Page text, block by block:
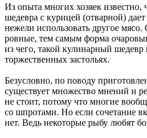
Из опыта многих хозяек известно,
шедевра с курицей (отварной)
нежели использовать другое
ровные, тем самым форма
из чего, такой кулинарный
торжественных застольях.
Безусловно, по поводу
существует множество мнений и
не стоит, потому что многие
со шпротами. Но если сочетание
нет. Ведь некоторые рыбу любят